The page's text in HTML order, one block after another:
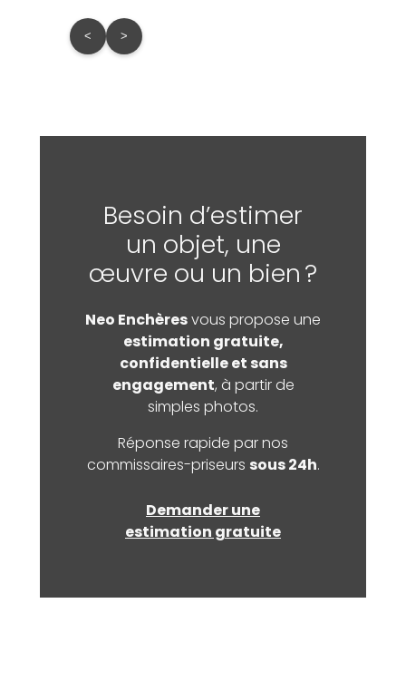
< >
Besoin d’estimer
un objet, une
œuvre ou un bien ?
Neo Enchèresvous propose une
estimation gratuite,
confidentielle et sans
engagement, à partir de
simples photos.
Réponse rapide par nos
commissaires-priseurs sous 24h.
Demander une
estimation gratuite